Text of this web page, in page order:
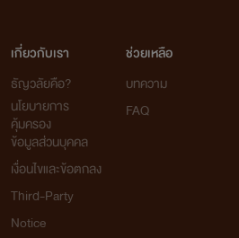
เกี่ยวกับเรา
ธัญวลัยคือ?
นโยบายการ
คุ้มครอง
ข้อมูลส่วนบุคคล
เงื่อนไขและข้อตกลง
Third-Party
Notice
ช่วยเหลือ
บทความ
FAQ